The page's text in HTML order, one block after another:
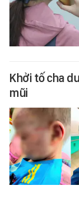
Khởi tố cha
mũi